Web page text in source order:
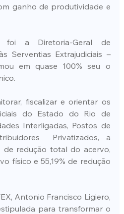
ganho de produtividade e
foi a Diretoria-Geral de
Serventias Extrajudiciais –
em quase 100% seu o
fiscalizar e orientar os
do Estado do Rio de
Interligadas, Postos de
Privatizados, a
de redução total do acervo,
físico e 55,19% de redução
Antonio Francisco Ligiero,
para transformar o